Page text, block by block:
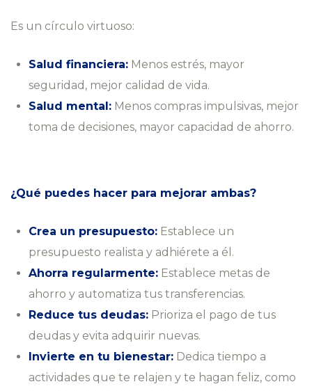
Es un círculo virtuoso:
Salud financiera:Menos estrés, mayor
seguridad, mejor calidad de vida.
Salud mental:Menos compras impulsivas, mejor
toma de decisiones, mayor capacidad de ahorro.
¿Qué puedes hacer para mejorar ambas?
Crea un presupuesto:Establece un
presupuesto realista y adhiérete a él.
Ahorra regularmente:Establece metas de
ahorro y automatiza tus transferencias.
Reduce tus deudas:Prioriza el pago de tus
deudas y evita adquirir nuevas.
Invierte en tu bienestar:Dedica tiempo a
actividades que te relajen y te hagan feliz, como